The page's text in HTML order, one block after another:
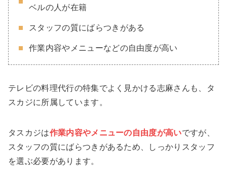
ベルの人が在籍
スタッフの質にばらつきがある
作業内容やメニューなどの自由度が高い
テレビの料理代行の特集でよく見かける志麻さんも、タ
スカジに所属しています。
タスカジは作業内容やメニューの自由度が高いですが、
スタッフの質にばらつきがあるため、しっかりスタッフ
を選ぶ必要があります。